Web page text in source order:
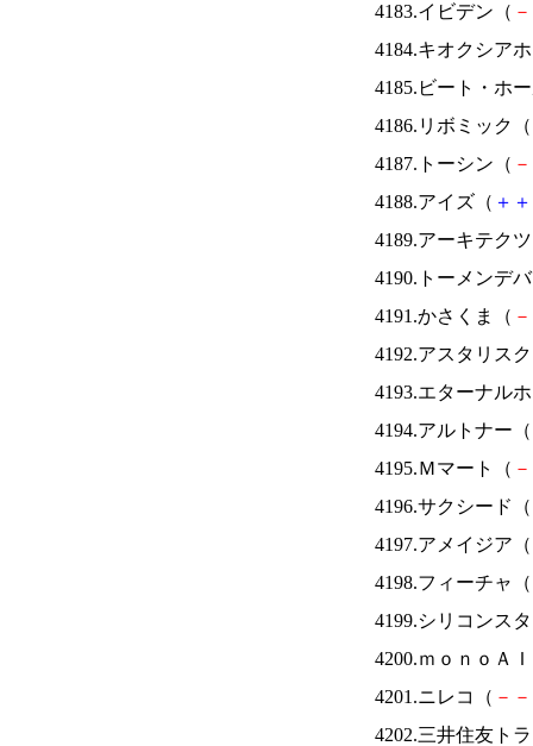
4183.イビデン（ －
4184.キオクシア
4185.ビート・ホ
4186.リボミック（
4187.トーシン（ －
4188.アイズ（ ＋ ＋
4189.アーキテク
4190.トーメンデ
4191.かさくま（ －
4192.アスタリス
4193.エターナル
4194.アルトナー（
4195.Ｍマート（ －
4196.サクシード（
4197.アメイジア（
4198.フィーチャ（
4199.シリコンス
4200.ｍｏｎｏＡ
4201.ニレコ（ － －
4202.三井住友ト